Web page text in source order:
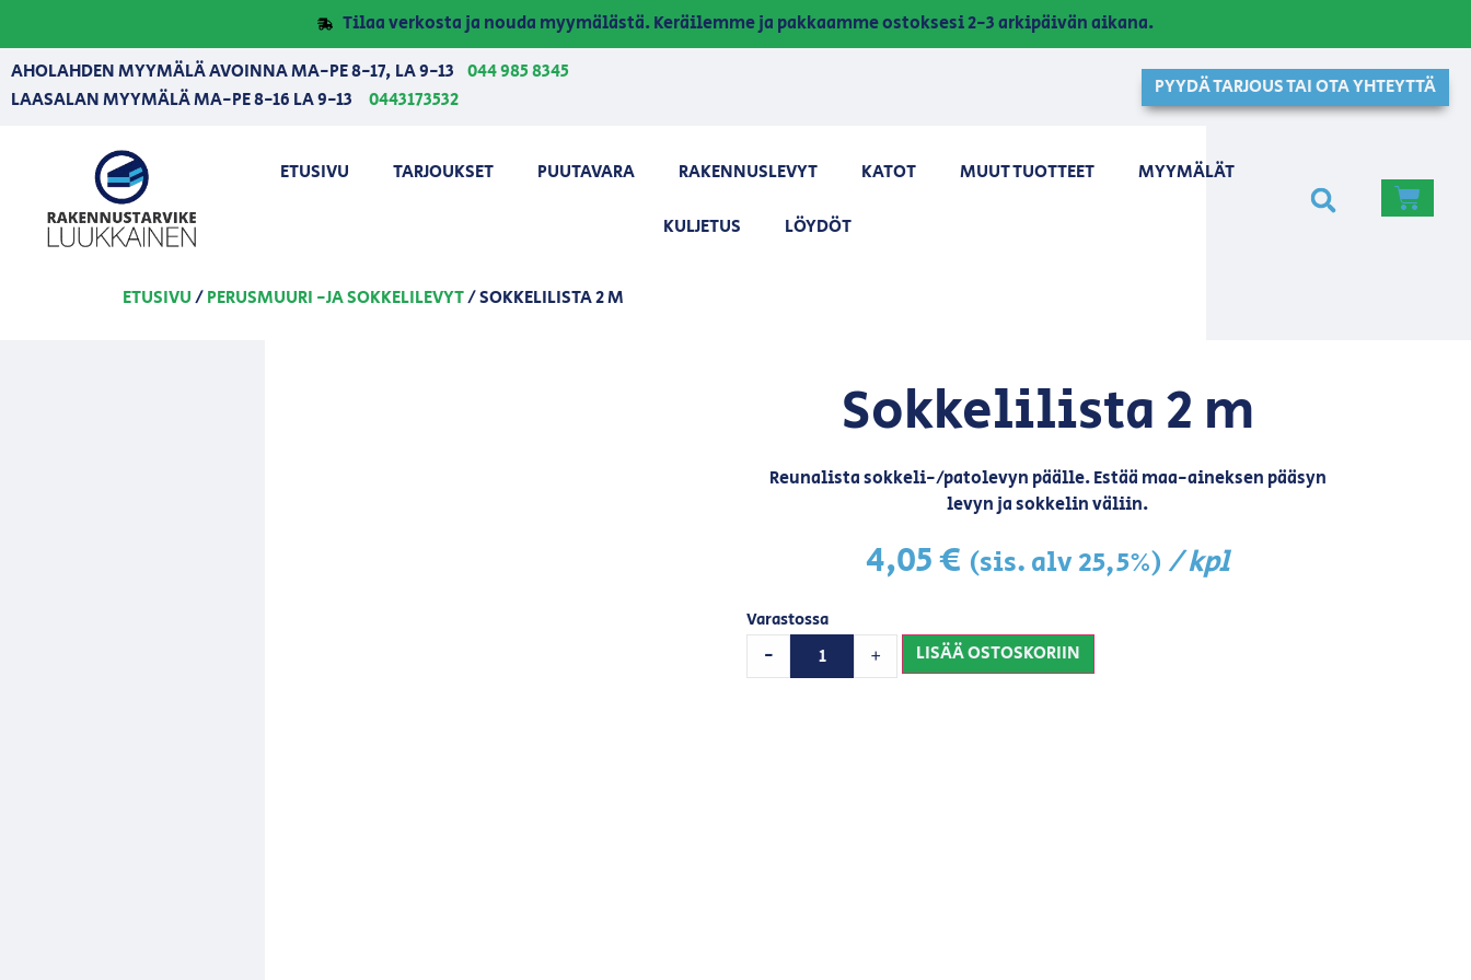
Tilaa verkosta ja nouda myymälästä. Keräilemme ja pakkaamme ostoksesi 2-3 arkipäivän aikana.
AHOLAHDEN MYYMÄLÄ AVOINNA MA-PE 8-17, LA 9-13 044 985 8345
LAASALAN MYYMÄLÄ MA-PE 8-16 LA 9-13
0443173532
PYYDÄ TARJOUS TAI OTA YHTEYTTÄ
ETUSIVU TARJOUKSET PUUTAVARA RAKENNUSLEVYT KATOT MUUT TUOTTEET MYYMÄLÄT
KULJETUS LÖYDÖT
ETUSIVU/PERUSMUURI -JA SOKKELILEVYT/ SOKKELILISTA 2 M
Sokkelilista 2 m
Reunalista sokkeli-/patolevyn päälle. Estää maa-aineksen pääsyn
levyn ja sokkelin väliin.
4,05€ (sis. alv 25,5%)/ kpl
Varastossa
- + LISÄÄ OSTOSKORIIN